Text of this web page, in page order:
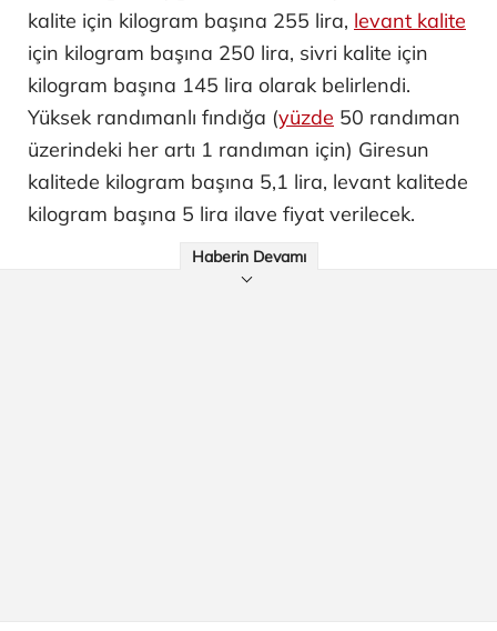
kalite için kilogram başına 255 lira, levant kalite
için kilogram başına 250 lira, sivri kalite için
kilogram başına 145 lira olarak belirlendi.
Yüksek randımanlı fındığa (yüzde 50 randıman
üzerindeki her artı 1 randıman için) Giresun
kalitede kilogram başına 5,1 lira, levant kalitede
kilogram başına 5 lira ilave fiyat verilecek.
Haberin Devamı